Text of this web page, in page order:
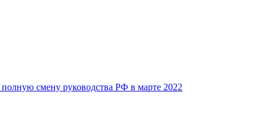
смену руководства РФ в марте 2022